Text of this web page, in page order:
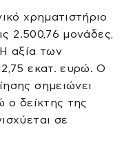
χρηματιστήριο
2.500,76 μονάδες,
αξία των
εκατ. ευρώ. Ο
σημειώνει
ο δείκτης της
σε